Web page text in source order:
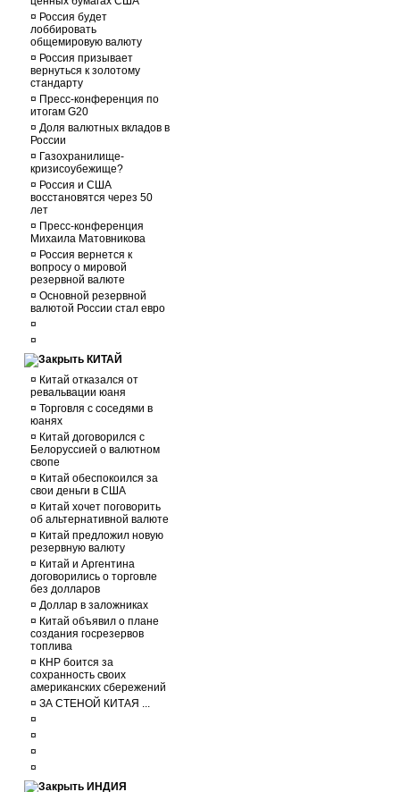
¤ Россия будет
лоббировать
общемировую валюту
¤ Россия призывает
вернуться к золотому
стандарту
¤ Пресс-конференция по
итогам G20
¤ Доля валютных вкладов в
России
¤ Газохранилище-
кризисоубежище?
¤ Россия и США
восстановятся через 50
лет
¤ Пресс-конференция
Михаила Матовникова
¤ Россия вернется к
вопросу о мировой
резервной валюте
¤ Основной резервной
валютой России стал евро
¤
¤
КИТАЙ
¤ Китай отказался от
ревальвации юаня
¤ Торговля с соседями в
юанях
¤ Китай договорился с
Белоруссией о валютном
свопе
¤ Китай обеспокоился за
свои деньги в США
¤ Китай хочет поговорить
об альтернативной валюте
¤ Китай предложил новую
резервную валюту
¤ Китай и Аргентина
договорились о торговле
без долларов
¤ Доллар в заложниках
¤ Китай объявил о плане
создания госрезервов
топлива
¤ КНР боится за
сохранность своих
американских сбережений
¤ ЗА СТЕНОЙ КИТАЯ ...
¤
¤
¤
¤
ИНДИЯ